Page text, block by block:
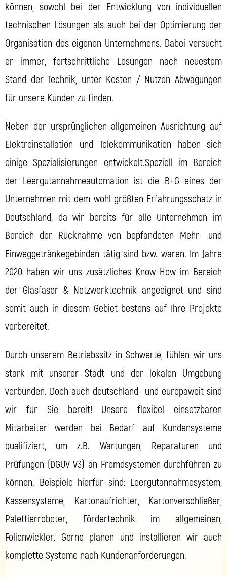
können, sowohl bei der Entwicklung von individuellen
technischen Lösungen als auch bei der Optimierung der
Organisation des eigenen Unternehmens. Dabei versucht
er immer, fortschrittliche Lösungen nach neuestem
Stand der Technik, unter Kosten / Nutzen Abwägungen
für unsere Kunden zu finden.
Neben der ursprünglichen allgemeinen Ausrichtung auf
Elektroinstallation und Telekommunikation haben sich
einige Spezialisierungen entwickelt.Speziell im Bereich
der Leergutannahmeautomation ist die B+G eines der
Unternehmen mit dem wohl größten Erfahrungsschatz in
Deutschland, da wir bereits für alle Unternehmen im
Bereich der Rücknahme von bepfandeten Mehr- und
Einweggetränkegebinden tätig sind bzw. waren. Im Jahre
2020 haben wir uns zusätzliches Know How im Bereich
der Glasfaser & Netzwerktechnik angeeignet und sind
somit auch in diesem Gebiet bestens auf Ihre Projekte
vorbereitet.
Durch unserem Betriebssitz in Schwerte, fühlen wir uns
stark mit unserer Stadt und der lokalen Umgebung
verbunden. Doch auch deutschland- und europaweit sind
wir für Sie bereit! Unsere flexibel einsetzbaren
Mitarbeiter werden bei Bedarf auf Kundensysteme
qualifiziert, um z.B. Wartungen, Reparaturen und
Prüfungen (DGUV V3) an Fremdsystemen durchführen zu
können. Beispiele hierfür sind: Leergutannahmesystem,
Kassensysteme, Kartonaufrichter, Kartonverschließer,
Palettierroboter, Fördertechnik im allgemeinen,
Folienwickler. Gerne planen und installieren wir auch
komplette Systeme nach Kundenanforderungen.